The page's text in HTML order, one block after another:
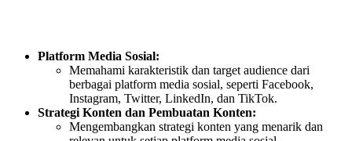
Platform Media Sosial:
Memahami karakteristik dan target audience dari
berbagai platform media sosial, seperti Facebook,
Instagram, Twitter, LinkedIn, dan TikTok.
Strategi Konten dan Pembuatan Konten:
Mengembangkan strategi konten yang menarik dan